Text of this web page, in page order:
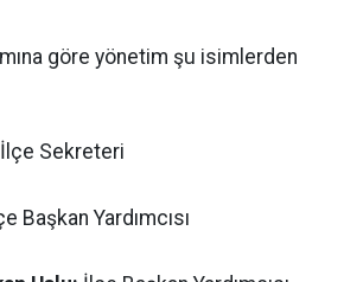
göre yönetim şu isimlerden
İlçe Sekreteri
Başkan Yardımcısı